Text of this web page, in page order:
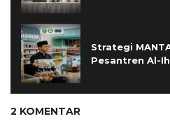
Strategi
Pesantren Al-
2 KOMENTAR